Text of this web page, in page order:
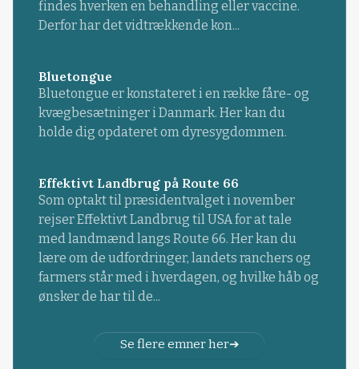
findes hverken en behandling eller vaccine.
Derfor har det vidtrækkende kon...
Bluetongue
Bluetongue er konstateret i en række fåre- og
kvægbesætninger i Danmark. Her kan du
holde dig opdateret om dyresygdommen.
Effektivt Landbrug på Route 66
Som optakt til præsidentvalget i november
rejser Effektivt Landbrug til USA for at tale
med landmænd langs Route 66. Her kan du
lære om de udfordringer, landets ranchers og
farmers står med i hverdagen, og hvilke håb og
ønsker de har til de...
Se flere emner her